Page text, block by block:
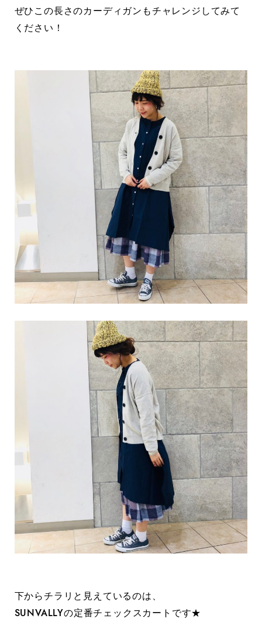
ぜひこの長さのカーディガンもチャレンジしてみて
ください！
下からチラリと見えているのは、
SUNVALLYの定番チェックスカートです★